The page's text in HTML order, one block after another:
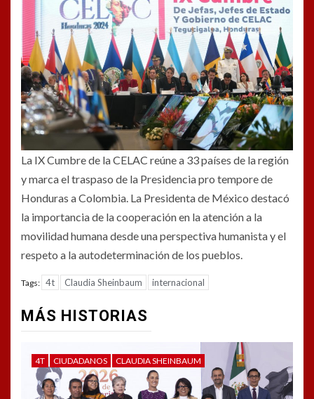
La IX Cumbre de la CELAC reúne a 33 países de la región
y marca el traspaso de la Presidencia pro tempore de
Honduras a Colombia. La Presidenta de México destacó
la importancia de la cooperación en la atención a la
movilidad humana desde una perspectiva humanista y el
respeto a la autodeterminación de los pueblos.
Tags: 4t Claudia Sheinbaum internacional
MÁS HISTORIAS
4T CIUDADANOS CLAUDIA SHEINBAUM